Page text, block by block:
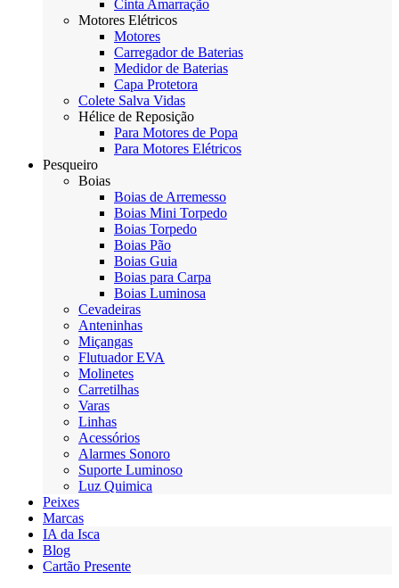
Cinta Amarração
Motores Elétricos
Motores
Carregador de Baterias
Medidor de Baterias
Capa Protetora
Colete Salva Vidas
Hélice de Reposição
Para Motores de Popa
Para Motores Elétricos
Pesqueiro
Boias
Boias de Arremesso
Boias Mini Torpedo
Boias Torpedo
Boias Pão
Boias Guia
Boias para Carpa
Boias Luminosa
Cevadeiras
Anteninhas
Miçangas
Flutuador EVA
Molinetes
Carretilhas
Varas
Linhas
Acessórios
Alarmes Sonoro
Suporte Luminoso
Luz Quimica
Peixes
Marcas
IA da Isca
Blog
Cartão Presente